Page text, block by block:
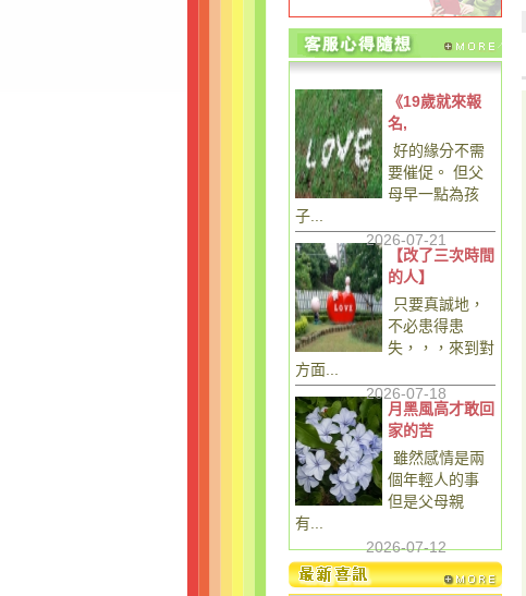
《19歲就來報
名,
好的緣分不需
要催促。 但父
母早一點為孩
子...
2026-07-21
【改了三次時間
的人】
只要真誠地，
不必患得患
失，，，來到對
方面...
2026-07-18
月黑風高才敢回
家的苦
雖然感情是兩
個年輕人的事
但是父母親
有...
2026-07-12